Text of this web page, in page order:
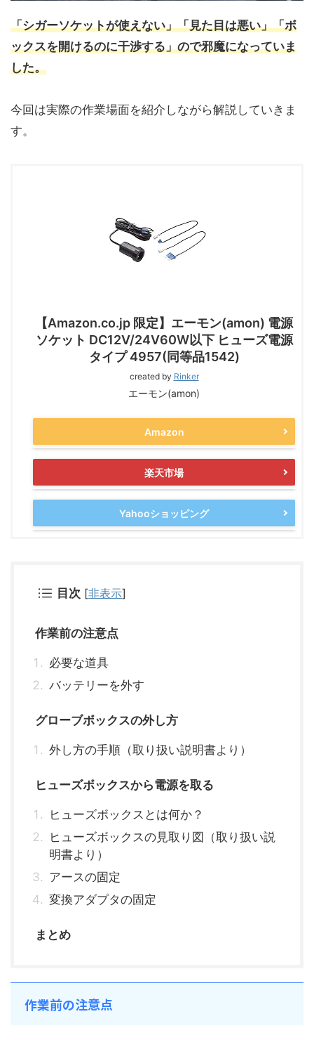
「シガーソケットが使えない」「見た目は悪い」「ボ
ックスを開けるのに干渉する」ので邪魔になっていま
した。
今回は実際の作業場面を紹介しながら解説していきま
す。
【Amazon.co.jp 限定】エーモン(amon) 電源
ソケット DC12V/24V60W以下 ヒューズ電源
タイプ 4957(同等品1542)
created by Rinker
エーモン(amon)
Amazon
楽天市場
Yahooショッピング
目次 [非表示]
作業前の注意点
必要な道具
バッテリーを外す
グローブボックスの外し方
外し方の手順（取り扱い説明書より）
ヒューズボックスから電源を取る
ヒューズボックスとは何か？
ヒューズボックスの見取り図（取り扱い説
明書より）
アースの固定
変換アダプタの固定
まとめ
作業前の注意点